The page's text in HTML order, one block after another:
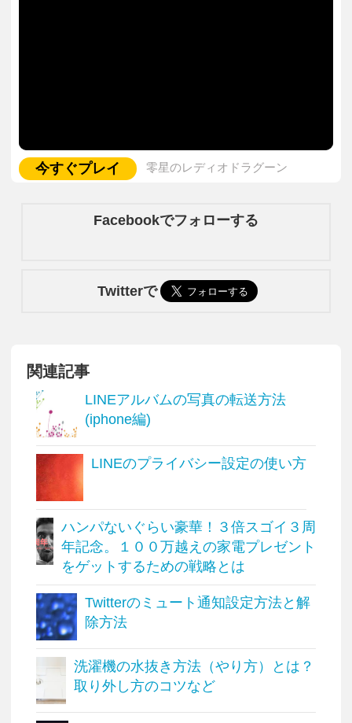
今すぐプレイ 零星のレディオドラグーン
Facebookでフォローする
Twitterで
関連記事
LINEアルバムの写真の転送方法
(iphone編)
LINEのプライバシー設定の使い方
ハンパないぐらい豪華！３倍スゴイ３周
年記念。１００万越えの家電プレゼント
をゲットするための戦略とは
Twitterのミュート通知設定方法と解
除方法
洗濯機の水抜き方法（やり方）とは？
取り外し方のコツなど